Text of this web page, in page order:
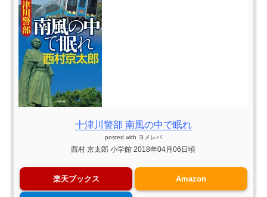
十津川警部 南風の中で眠れ
posted with ヨメレバ
西村 京太郎 小学館 2018年04月06日頃
楽天ブックス Amazon